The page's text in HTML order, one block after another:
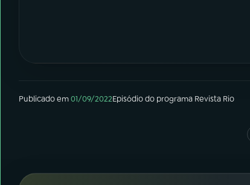
Publicado em01/09/2022Episódiodo programa Revista Rio